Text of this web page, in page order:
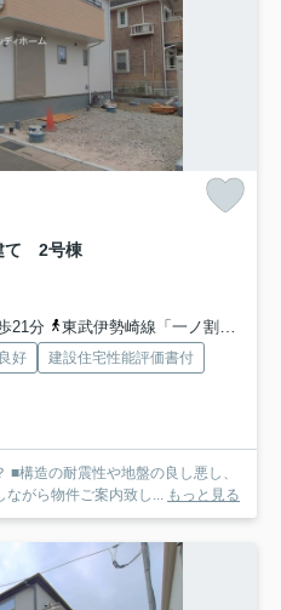
て 2号棟
21分
東武伊勢崎線「一ノ割」駅 徒歩23分
好
建設住宅性能評価書付
ながら物件ご案内致し... もっと見る